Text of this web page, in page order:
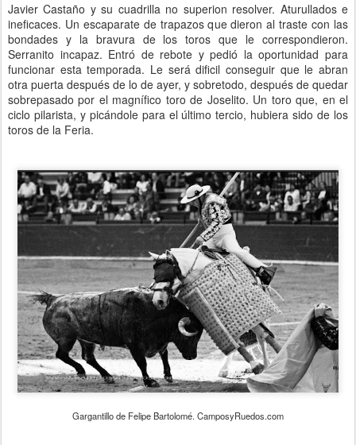
Javier Castaño y su cuadrilla no superion resolver. Aturullados e
ineficaces. Un escaparate de trapazos que dieron al traste con las
bondades y la bravura de los toros que le correspondieron.
Serranito incapaz. Entró de rebote y pedió la oportunidad para
funcionar esta temporada. Le será dificil conseguir que le abran
otra puerta después de lo de ayer, y sobretodo, después de quedar
sobrepasado por el magnífico toro de Joselito. Un toro que, en el
ciclo pilarista, y picándole para el último tercio, hubiera sido de los
toros de la Feria.
Gargantillo de Felipe Bartolomé. CamposyRuedos.com